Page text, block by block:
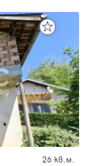
26 кв.м.